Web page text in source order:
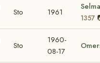
Sto 1961
1357
Sto
1960-
08-17